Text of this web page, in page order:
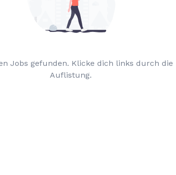
Jobs gefunden. Klicke dich links durch die
Auflistung.